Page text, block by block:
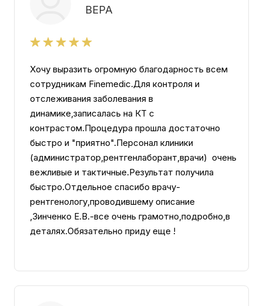
ВЕРА
Хочу выразить огромную благодарность всем
сотрудникам Finemedic.Для контроля и
отслеживания заболевания в
динамике,записалась на КТ с
контрастом.Процедура прошла достаточно
быстро и "приятно".Персонал клиники
(администратор,рентгенлаборант,врачи) очень
вежливые и тактичные.Результат получила
быстро.Отдельное спасибо врачу-
рентгенологу,проводившему описание
,Зинченко Е.В.-все очень грамотно,подробно,в
деталях.Обязательно приду еще !